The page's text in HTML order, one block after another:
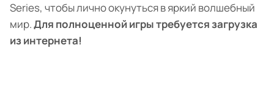
Series, чтобы лично окунуться в яркий волшебный
мир.Для полноценной игры требуется загрузка
из интернета!